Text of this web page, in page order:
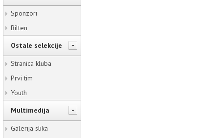
Sponzori
Bilten
Ostale selekcije
Stranica kluba
Prvi tim
Youth
Multimedija
Galerija slika